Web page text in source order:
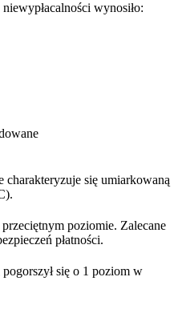
wynosiło:
charakteryzuje się umiarkowaną
poziomie. Zalecane
płatności.
pogorszył się o 1 poziom w